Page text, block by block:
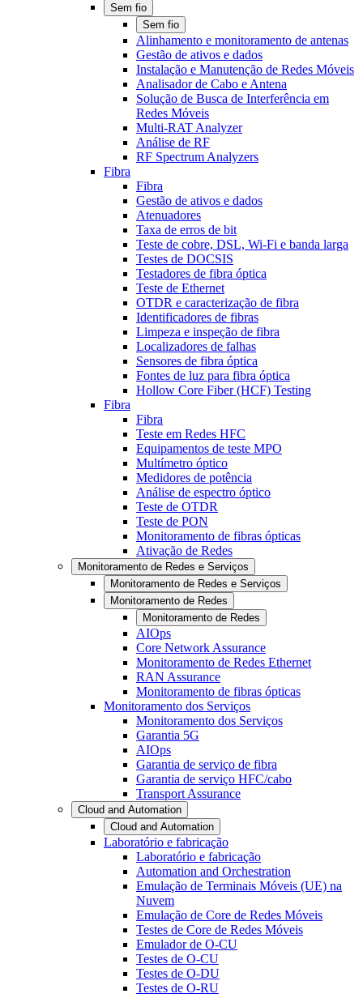
Sem fio
Sem fio
Alinhamento e monitoramento de antenas
Gestão de ativos e dados
Instalação e Manutenção de Redes Móveis
Analisador de Cabo e Antena
Solução de Busca de Interferência em
Redes Móveis
Multi-RAT Analyzer
Análise de RF
RF Spectrum Analyzers
Fibra
Fibra
Gestão de ativos e dados
Atenuadores
Taxa de erros de bit
Teste de cobre, DSL, Wi-Fi e banda larga
Testes de DOCSIS
Testadores de fibra óptica
Teste de Ethernet
OTDR e caracterização de fibra
Identificadores de fibras
Limpeza e inspeção de fibra
Localizadores de falhas
Sensores de fibra óptica
Fontes de luz para fibra óptica
Hollow Core Fiber (HCF) Testing
Fibra
Fibra
Teste em Redes HFC
Equipamentos de teste MPO
Multímetro óptico
Medidores de potência
Análise de espectro óptico
Teste de OTDR
Teste de PON
Monitoramento de fibras ópticas
Ativação de Redes
Monitoramento de Redes e Serviços
Monitoramento de Redes e Serviços
Monitoramento de Redes
Monitoramento de Redes
AIOps
Core Network Assurance
Monitoramento de Redes Ethernet
RAN Assurance
Monitoramento de fibras ópticas
Monitoramento dos Serviços
Monitoramento dos Serviços
Garantia 5G
AIOps
Garantia de serviço de fibra
Garantia de serviço HFC/cabo
Transport Assurance
Cloud and Automation
Cloud and Automation
Laboratório e fabricação
Laboratório e fabricação
Automation and Orchestration
Emulação de Terminais Móveis (UE) na
Nuvem
Emulação de Core de Redes Móveis
Testes de Core de Redes Móveis
Emulador de O-CU
Testes de O-CU
Testes de O-DU
Testes de O-RU